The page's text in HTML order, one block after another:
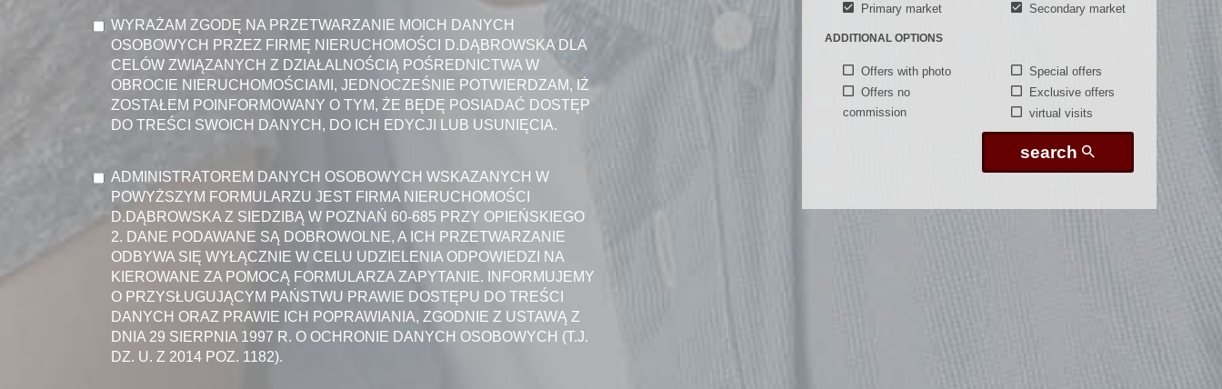
Primary market Secondary market
ADDITIONAL OPTIONS
Offers with photo
Special offers
Offers no
commission
Exclusive offers
virtual visits
search
WYRAŻAM ZGODĘ NA PRZETWARZANIE MOICH DANYCH
OSOBOWYCH PRZEZ FIRMĘ NIERUCHOMOŚCI D.DĄBROWSKA DLA
CELÓW ZWIĄZANYCH Z DZIAŁALNOŚCIĄ POŚREDNICTWA W
OBROCIE NIERUCHOMOŚCIAMI, JEDNOCZEŚNIE POTWIERDZAM, IŻ
ZOSTAŁEM POINFORMOWANY O TYM, ŻE BĘDĘ POSIADAĆ DOSTĘP
DO TREŚCI SWOICH DANYCH, DO ICH EDYCJI LUB USUNIĘCIA.
ADMINISTRATOREM DANYCH OSOBOWYCH WSKAZANYCH W
POWYŻSZYM FORMULARZU JEST FIRMA NIERUCHOMOŚCI
D.DĄBROWSKA Z SIEDZIBĄ W POZNAŃ 60-685 PRZY OPIEŃSKIEGO
2. DANE PODAWANE SĄ DOBROWOLNE, A ICH PRZETWARZANIE
ODBYWA SIĘ WYŁĄCZNIE W CELU UDZIELENIA ODPOWIEDZI NA
KIEROWANE ZA POMOCĄ FORMULARZA ZAPYTANIE. INFORMUJEMY
O PRZYSŁUGUJĄCYM PAŃSTWU PRAWIE DOSTĘPU DO TREŚCI
DANYCH ORAZ PRAWIE ICH POPRAWIANIA, ZGODNIE Z USTAWĄ Z
DNIA 29 SIERPNIA 1997 R. O OCHRONIE DANYCH OSOBOWYCH (T.J.
DZ. U. Z 2014 POZ. 1182).